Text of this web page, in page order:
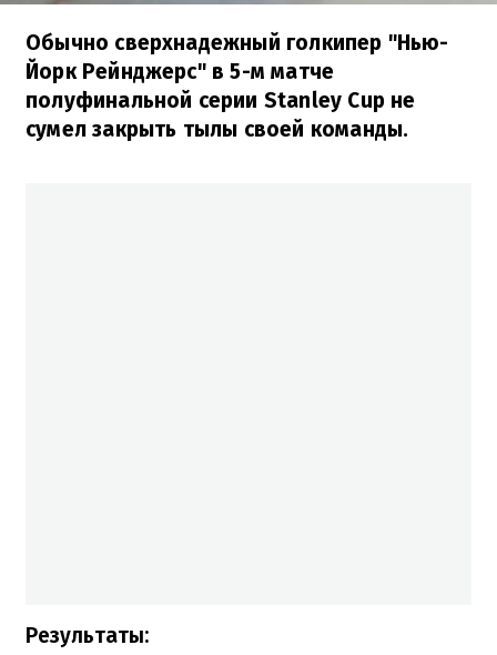
Обычно сверхнадежный голкипер "Нью-
Йорк Рейнджерс" в 5-м матче
полуфинальной серии Stanley Cup не
сумел закрыть тылы своей команды.
Результаты: